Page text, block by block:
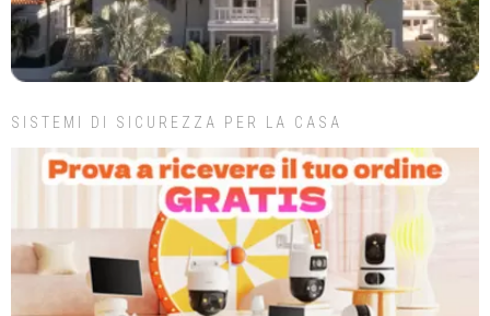
SISTEMI DI SICUREZZA PER LA CASA